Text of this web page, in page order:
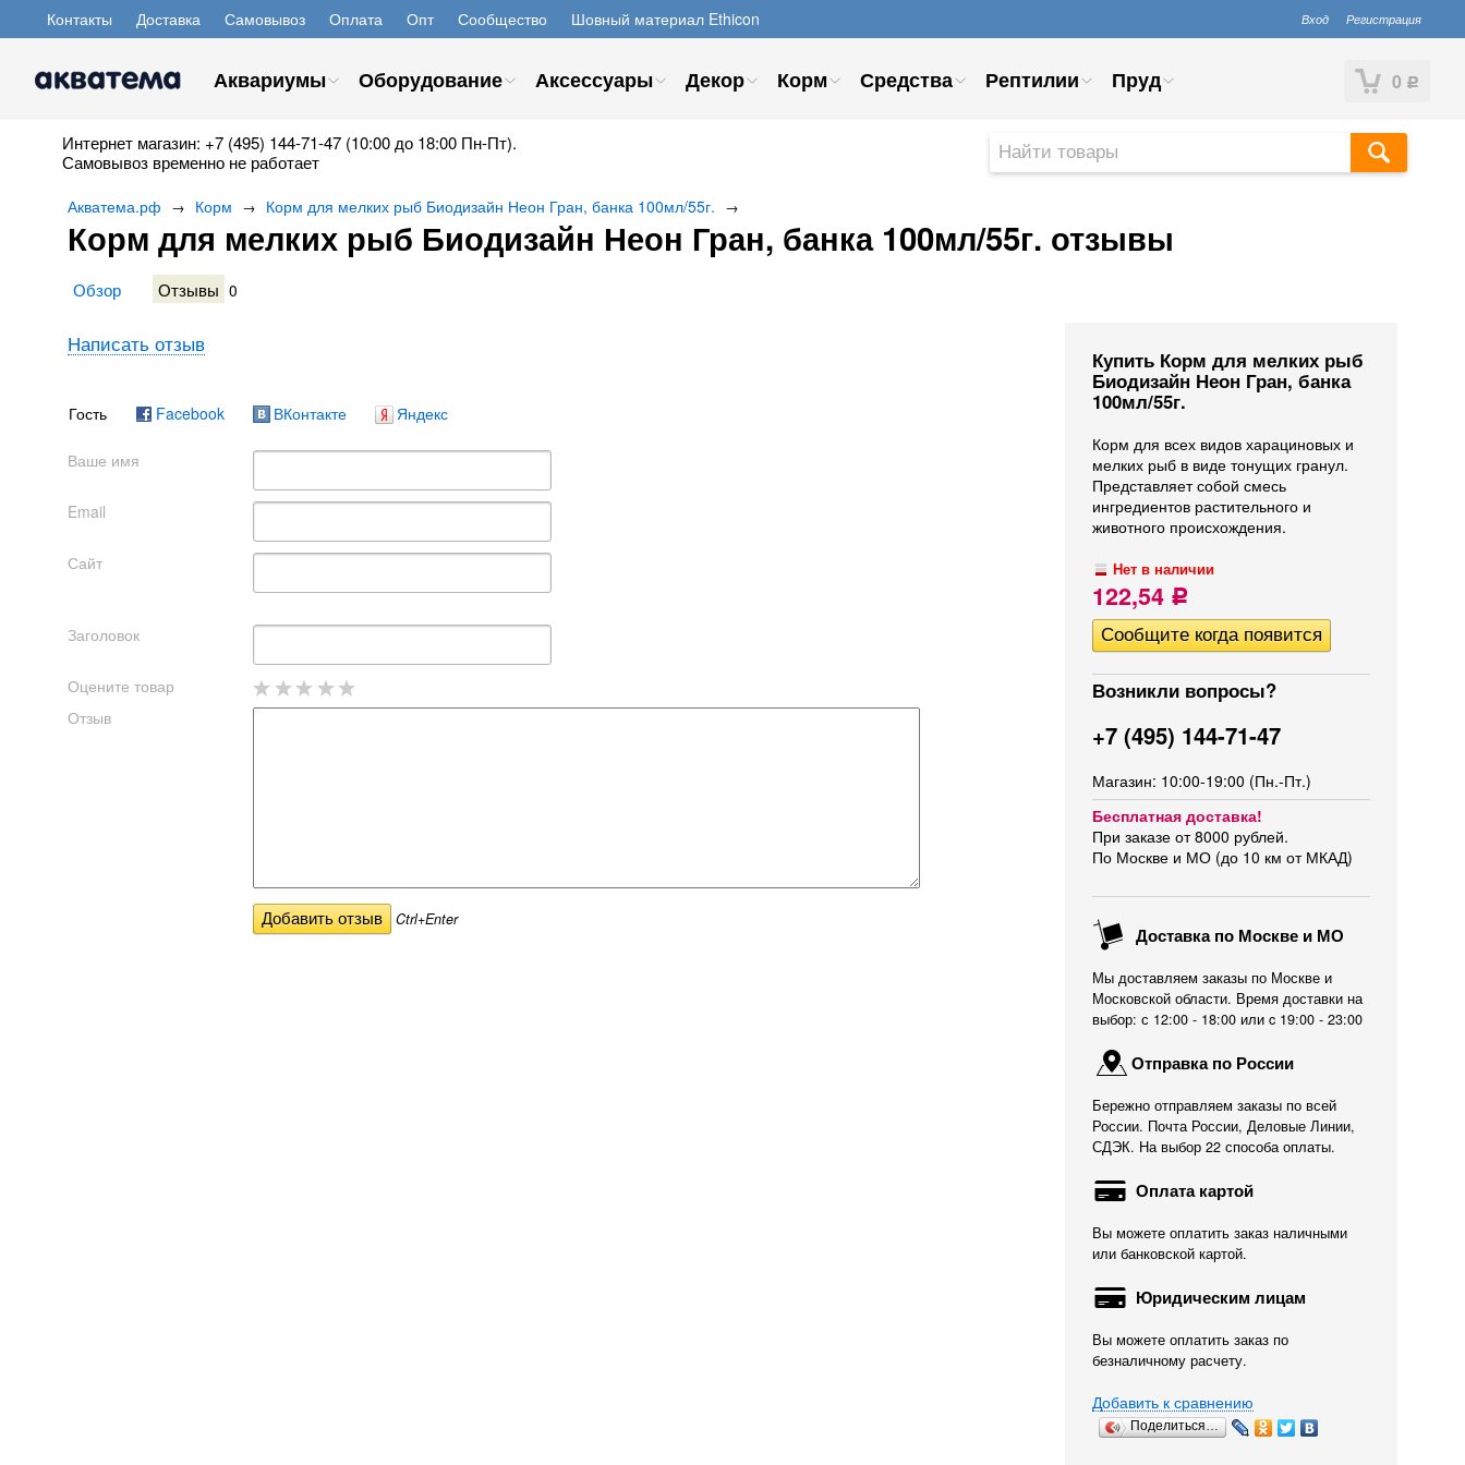
Контакты Доставка Самовывоз Оплата Опт Сообщество Шовный материал Ethicon Вход Регистрация
0 Р
Аквариумы Оборудование Аксессуары Декор Корм Средства Рептилии Пруд
Интернет магазин: +7 (495) 144-71-47 (10:00 до 18:00 Пн-Пт).
Самовывоз временно не работает
Акватема.рф → Корм → Корм для мелких рыб Биодизайн Неон Гран, банка 100мл/55г. →
Корм для мелких рыб Биодизайн Неон Гран, банка 100мл/55г. отзывы
Обзор Отзывы 0
Купить Корм для мелких рыб
Биодизайн Неон Гран, банка
100мл/55г.
Корм для всех видов харациновых и
мелких рыб в виде тонущих гранул.
Представляет собой смесь
ингредиентов растительного и
животного происхождения.
Нет в наличии
122,54 Р
Возникли вопросы?
+7 (495) 144-71-47
Магазин: 10:00-19:00 (Пн.-Пт.)
Бесплатная доставка!
При заказе от 8000 рублей.
По Москве и МО (до 10 км от МКАД)
Доставка по Москве и МО
Мы доставляем заказы по Москве и
Московской области. Время доставки на
выбор: с 12:00 - 18:00 или c 19:00 - 23:00
Отправка по России
Бережно отправляем заказы по всей
России. Почта России, Деловые Линии,
СДЭК. На выбор 22 способа оплаты.
Оплата картой
Вы можете оплатить заказ наличными
или банковской картой.
Юридическим лицам
Вы можете оплатить заказ по
безналичному расчету.
Добавить к сравнению
Поделиться…
Написать отзыв
Гость Facebook ВКонтакте Яндекс
Ваше имя
Email
Сайт
Заголовок
Оцените товар
Отзыв
Ctrl+Enter